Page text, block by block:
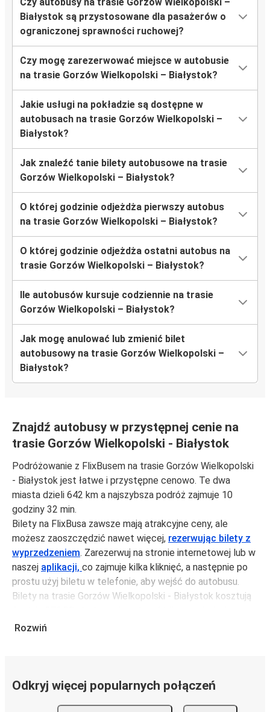
Białystok są przystosowane dla pasażerów o
ograniczonej sprawności ruchowej?
Czy mogę zarezerwować miejsce w autobusie
na trasie Gorzów Wielkopolski – Białystok?
Jakie usługi na pokładzie są dostępne w
autobusach na trasie Gorzów Wielkopolski –
Białystok?
Jak znaleźć tanie bilety autobusowe na trasie
Gorzów Wielkopolski – Białystok?
O której godzinie odjeżdża pierwszy autobus
na trasie Gorzów Wielkopolski – Białystok?
O której godzinie odjeżdża ostatni autobus na
trasie Gorzów Wielkopolski – Białystok?
Ile autobusów kursuje codziennie na trasie
Gorzów Wielkopolski – Białystok?
Jak mogę anulować lub zmienić bilet
autobusowy na trasie Gorzów Wielkopolski –
Białystok?
Znajdź autobusy w przystępnej cenie na
trasie Gorzów Wielkopolski - Białystok
Podróżowanie z FlixBusem na trasie Gorzów Wielkopolski
- Białystok jest łatwe i przystępne cenowo. Te dwa
miasta dzieli 642 km a najszybsza podróż zajmuje 10
godziny 32 min.
Bilety na FlixBusa zawsze mają atrakcyjne ceny, ale
możesz zaoszczędzić nawet więcej, rezerwując bilety z
wyprzedzeniem. Zarezerwuj na stronie internetowej lub w
naszej aplikacji, co zajmuje kilka kliknięć, a następnie po
prostu użyj biletu w telefonie, aby wejść do autobusu.
Bilety na trasie Gorzów Wielkopolski - Białystok kosztują
205,98 zł, jeśli zarezerwujesz z wyprzedzeniem lub w dni
Podróż na trasie Gorzów Wielkopolski - Białystok
Rozwiń
Odkryj więcej popularnych połączeń